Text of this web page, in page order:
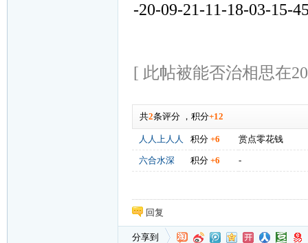
-20-09-21-11-18-03-15-
[ 此帖被能否治相思在
共2条评分， 积分+12
人人上人人 积分 +6 赏点零花钱
六合水深 积分 +6 -
回复
分享到